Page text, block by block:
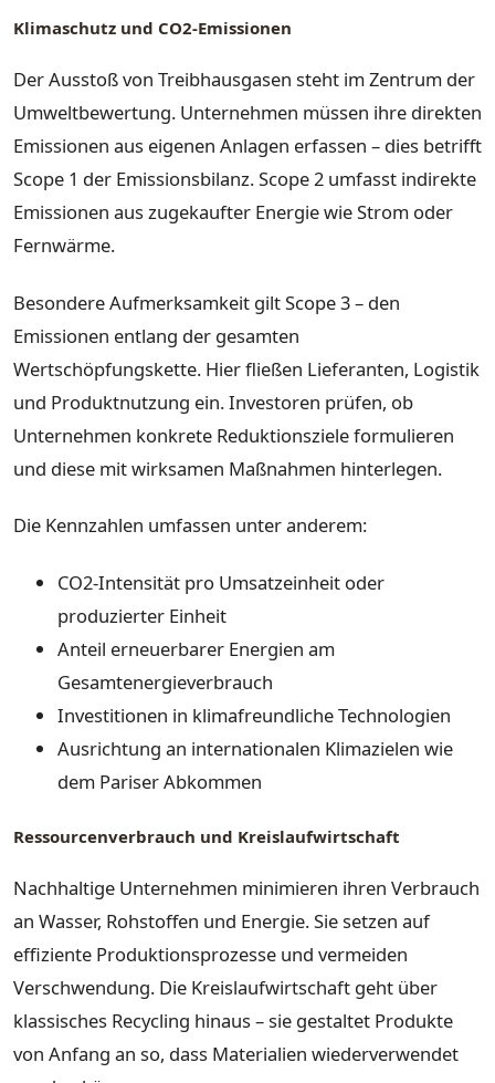
Klimaschutz und CO2-Emissionen
Der Ausstoß von Treibhausgasen steht im Zentrum der
Umweltbewertung. Unternehmen müssen ihre direkten
Emissionen aus eigenen Anlagen erfassen – dies betrifft
Scope 1 der Emissionsbilanz. Scope 2 umfasst indirekte
Emissionen aus zugekaufter Energie wie Strom oder
Fernwärme.
Besondere Aufmerksamkeit gilt Scope 3 – den
Emissionen entlang der gesamten
Wertschöpfungskette. Hier fließen Lieferanten, Logistik
und Produktnutzung ein. Investoren prüfen, ob
Unternehmen konkrete Reduktionsziele formulieren
und diese mit wirksamen Maßnahmen hinterlegen.
Die Kennzahlen umfassen unter anderem:
CO2-Intensität pro Umsatzeinheit oder
produzierter Einheit
Anteil erneuerbarer Energien am
Gesamtenergieverbrauch
Investitionen in klimafreundliche Technologien
Ausrichtung an internationalen Klimazielen wie
dem Pariser Abkommen
Ressourcenverbrauch und Kreislaufwirtschaft
Nachhaltige Unternehmen minimieren ihren Verbrauch
an Wasser, Rohstoffen und Energie. Sie setzen auf
effiziente Produktionsprozesse und vermeiden
Verschwendung. Die Kreislaufwirtschaft geht über
klassisches Recycling hinaus – sie gestaltet Produkte
von Anfang an so, dass Materialien wiederverwendet